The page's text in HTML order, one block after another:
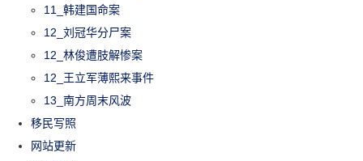
11_韩建国命案
12_刘冠华分尸案
12_林俊遭肢解惨案
12_王立军薄熙来事件
13_南方周末风波
移民写照
网站更新